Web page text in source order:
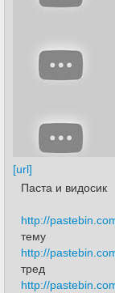
[url]
Паста и видосик
http://
тему
http://
тред
http://